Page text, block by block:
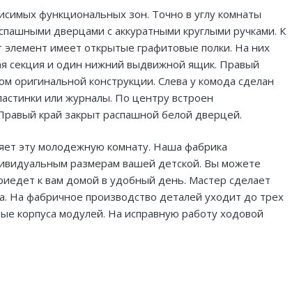
функциональных зон. Точно в углу комнаты
дверцами с аккуратными круглыми ручками. К
имеет открытые графитовые полки. На них
секция и один нижний выдвижной ящик. Правый
оригинальной конструкции. Слева у комода сделан
или журналы. По центру встроен
край закрыт распашной белой дверцей.
эту молодежную комнату. Наша фабрика
размерам вашей детской. Вы можете
к вам домой в удобный день. Мастер сделает
На фабричное производство деталей уходит до трех
корпуса модулей. На исправную работу ходовой